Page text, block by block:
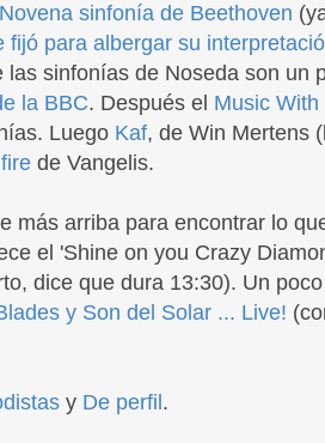
Novena sinfonía de Beethoven
fijó para albergar su
las sinfonías de Noseda son un
la BBC. Después el Music
Luego Kaf, de Win Mertens
de Vangelis.
más arriba para encontrar lo
el 'Shine on you Crazy
dice que dura 13:30). Un
y Son del Solar ... Live!
y De perfil .